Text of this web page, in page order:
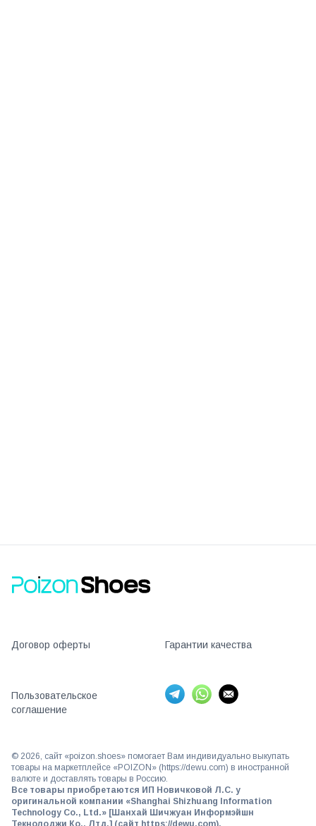
Договор оферты Гарантии качества
Пользовательское
соглашение
© 2026, сайт «poizon.shoes» помогает Вам индивидуально выкупать
товары на маркетплейсе «POIZON» (https://dewu.com) в иностранной
валюте и доставлять товары в Россию.
Все товары приобретаются ИП Новичковой Л.С. у
оригинальной компании «Shanghai Shizhuang Information
Technology Co., Ltd.» [Шанхай Шичжуан Информэйшн